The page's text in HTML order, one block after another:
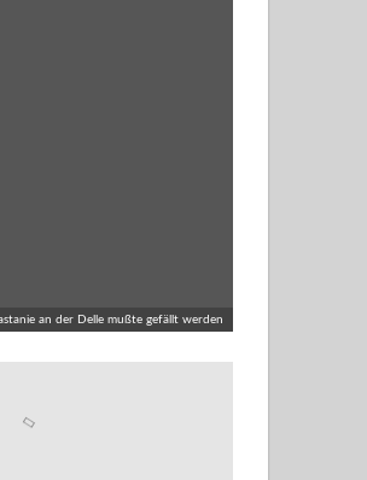
an der Delle mußte gefällt werden